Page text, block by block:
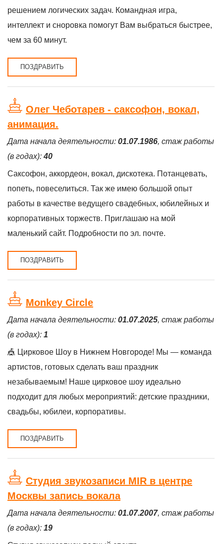
решением логических задач. Командная игра,
интеллект и сноровка помогут Вам выбраться быстрее,
чем за 60 минут.
ПОЗДРАВИТЬ
Олег Чеботарев - саксофон, вокал,
анимация.
Дата начала деятельности: 01.07.1986, стаж работы
(в годах):40
Саксофон, аккордеон, вокал, дискотека. Потанцевать,
попеть, повеселиться. Так же имею большой опыт
работы в качестве ведущего свадебных, юбилейных и
корпоративных торжеств. Приглашаю на мой
маленький сайт. Подробности по эл. почте.
ПОЗДРАВИТЬ
Monkey Circle
Дата начала деятельности: 01.07.2025, стаж работы
(в годах): 1
🎪 Цирковое Шоу в Нижнем Новгороде! Мы — команда
артистов, готовых сделать ваш праздник
незабываемым! Наше цирковое шоу идеально
подходит для любых мероприятий: детские праздники,
свадьбы, юбилеи, корпоративы.
ПОЗДРАВИТЬ
Студия звукозаписи MIR в центре
Москвы запись вокала
Дата начала деятельности: 01.07.2007, стаж работы
(в годах): 19